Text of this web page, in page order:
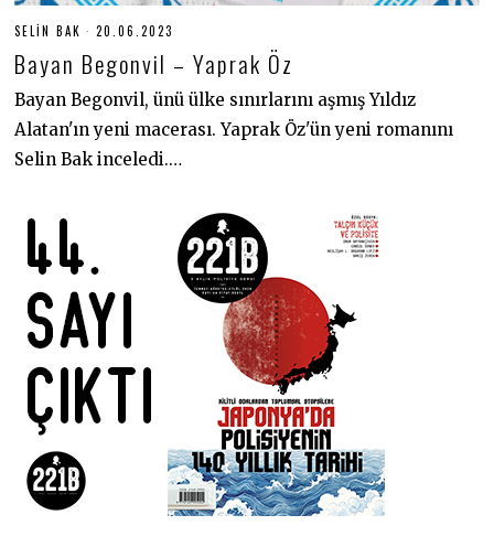
SELIN BAK 20.06.2023
.
6
2
2
Bayan Begonvil – Yaprak Öz
Bayan Begonvil, ünü ülke sınırlarını aşmış Yıldız
Alatan'ın yeni macerası. Yaprak Öz'ün yeni romanını
Selin Bak inceledi.…